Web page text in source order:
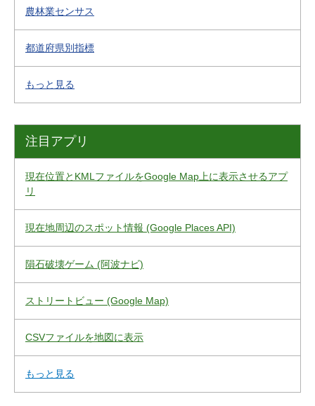
農林業センサス
都道府県別指標
もっと見る
注目アプリ
現在位置とKMLファイルをGoogle Map上に表示させるアプ
リ
現在地周辺のスポット情報 (Google Places API)
隕石破壊ゲーム (阿波ナビ)
ストリートビュー (Google Map)
CSVファイルを地図に表示
もっと見る